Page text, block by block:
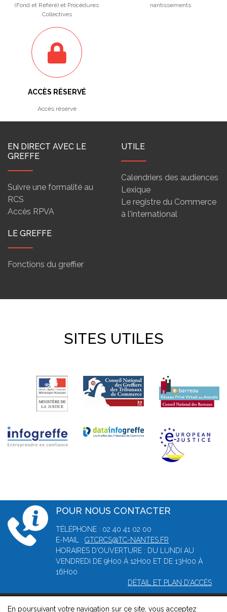
(Fond et Référé) et Procédures
Collectives
nantissements
ACCÈS RÉSERVÉ
Accès réservé
EN DIRECT AVEC LE
GREFFE
Suivre une formalité au
RCS
Accès RPVA
UTILE
Calendriers des audiences
Lexique
Le registre du Commerce
à l'international
LE GREFFE
Fonctions du greffier
SITES UTILES
POUR NOUS CONTACTER
TÉLÉPHONE : 02 40 41 02 00
E-MAIL : GTCRCS@TC-NANTES.FR
HORAIRES D'OUVERTURE : DU LUNDI AU
VENDREDI DE 9H00 À 12H00 ET DE 13H00 À
16H00
DÉTAIL ET PLAN D'ACCÈS
En poursuivant votre navigation sur ce site, vous acceptez